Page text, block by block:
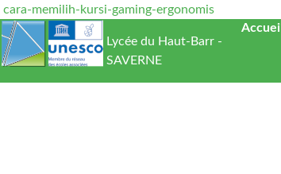
cara-memilih-kursi-gaming-ergonomis
Lycée du Haut-Barr -
SAVERNE
Accueil